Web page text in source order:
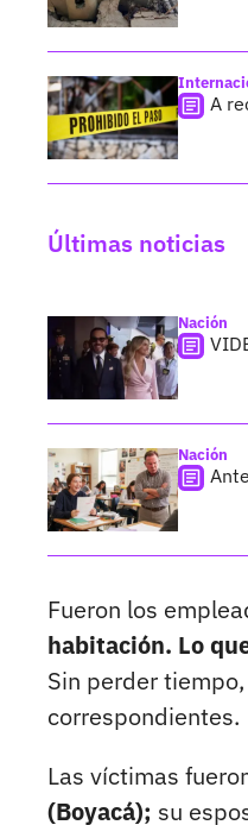
A
Últimas noticias
Nación
Nación
Fueron los
habitación. Lo
Sin perder
correspondientes.
Las víctimas
(Boyacá); su